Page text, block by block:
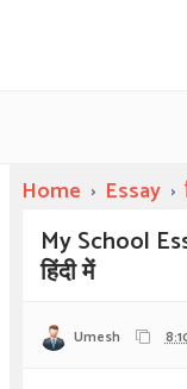
Home › Essay ›
My School
हिंदी में
Umesh